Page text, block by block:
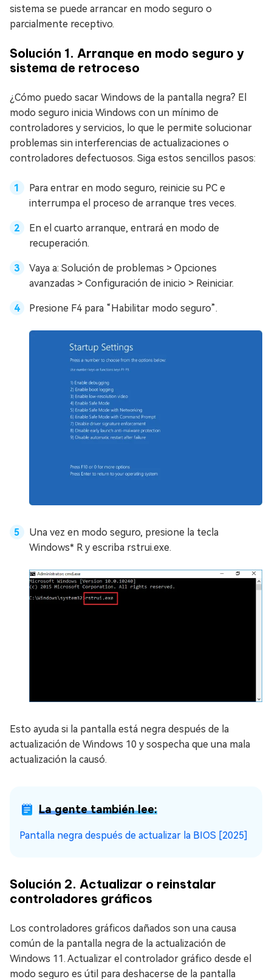
sistema se puede arrancar en modo seguro o
parcialmente receptivo.
Solución 1. Arranque en modo seguro y
sistema de retroceso
¿Cómo puedo sacar Windows de la pantalla negra? El
modo seguro inicia Windows con un mínimo de
controladores y servicios, lo que le permite solucionar
problemas sin interferencias de actualizaciones o
controladores defectuosos. Siga estos sencillos pasos:
Para entrar en modo seguro, reinicie su PC e
interrumpa el proceso de arranque tres veces.
En el cuarto arranque, entrará en modo de
recuperación.
Vaya a: Solución de problemas > Opciones
avanzadas > Configuración de inicio > Reiniciar.
Presione F4 para “Habilitar modo seguro”.
Una vez en modo seguro, presione la tecla
Windows* R y escriba rstrui.exe.
Esto ayuda si la pantalla está negra después de la
actualización de Windows 10 y sospecha que una mala
actualización la causó.
La gente también lee:
Pantalla negra después de actualizar la BIOS [2025]
Solución 2. Actualizar o reinstalar
controladores gráficos
Los controladores gráficos dañados son una causa
común de la pantalla negra de la actualización de
Windows 11. Actualizar el controlador gráfico desde el
modo seguro es útil para deshacerse de la pantalla